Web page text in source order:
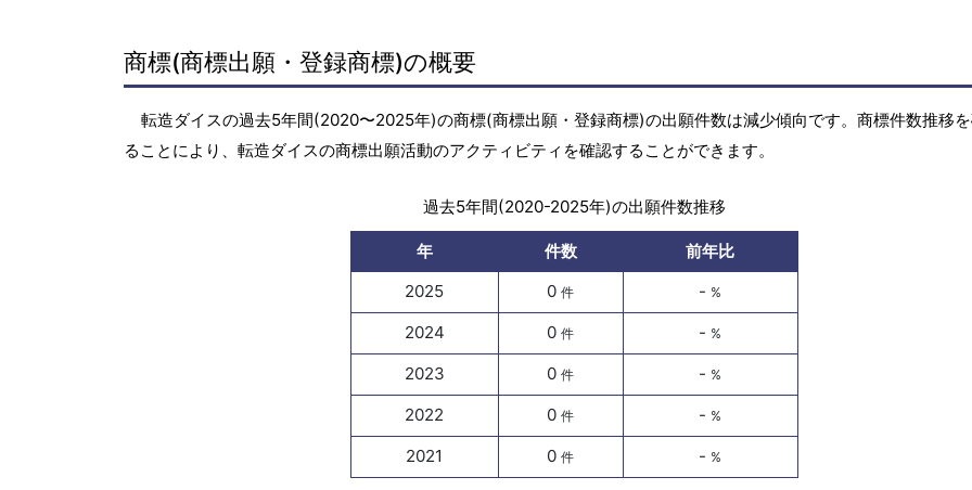
商標(商標出願・登録商標)の概要
転造ダイスの過去5年間(2020〜2025年)の商標(商標出願・登録商標)の出願件数は減少傾向です。商標件数推移
ることにより、転造ダイスの商標出願活動のアクティビティを確認することができます。
過去5年間(2020-2025年)の出願件数推移
年 件数
前年比
2025
0件 - %
2024 0件 - %
2023 0件 - %
2022 0件 - %
2021 0件 - %